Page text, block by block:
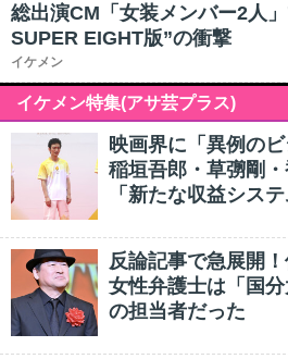
総出演CM「女装メンバー2人
SUPER EIGHT版”の衝撃
イケメン
イケメン特集(アサ芸プラス)
映画界に「異例の
稲垣吾郎・草彅剛
「新たな収益システ
反論記事で急展開
女性弁護士は「国分
の担当者だった